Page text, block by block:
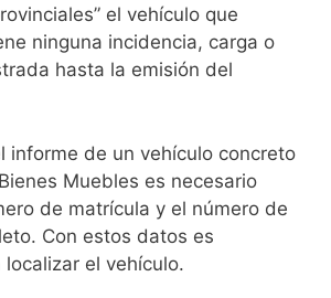
el vehículo que
ninguna incidencia, carga o
hasta la emisión del
informe de un vehículo concreto
Muebles es necesario
de matrícula y el número de
Con estos datos es
el vehículo.